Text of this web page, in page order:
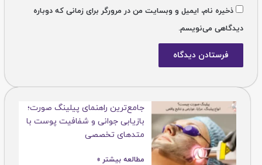
ذخیره نام، ایمیل و وبسایت من در مرورگر برای زمانی که دوباره
دیدگاهی می‌نویسم.
جامع‌ترین راهنمای پیلینگ صورت؛
بازیابی جوانی و شفافیت پوست با
متدهای تخصصی
مطالعه بیشتر »